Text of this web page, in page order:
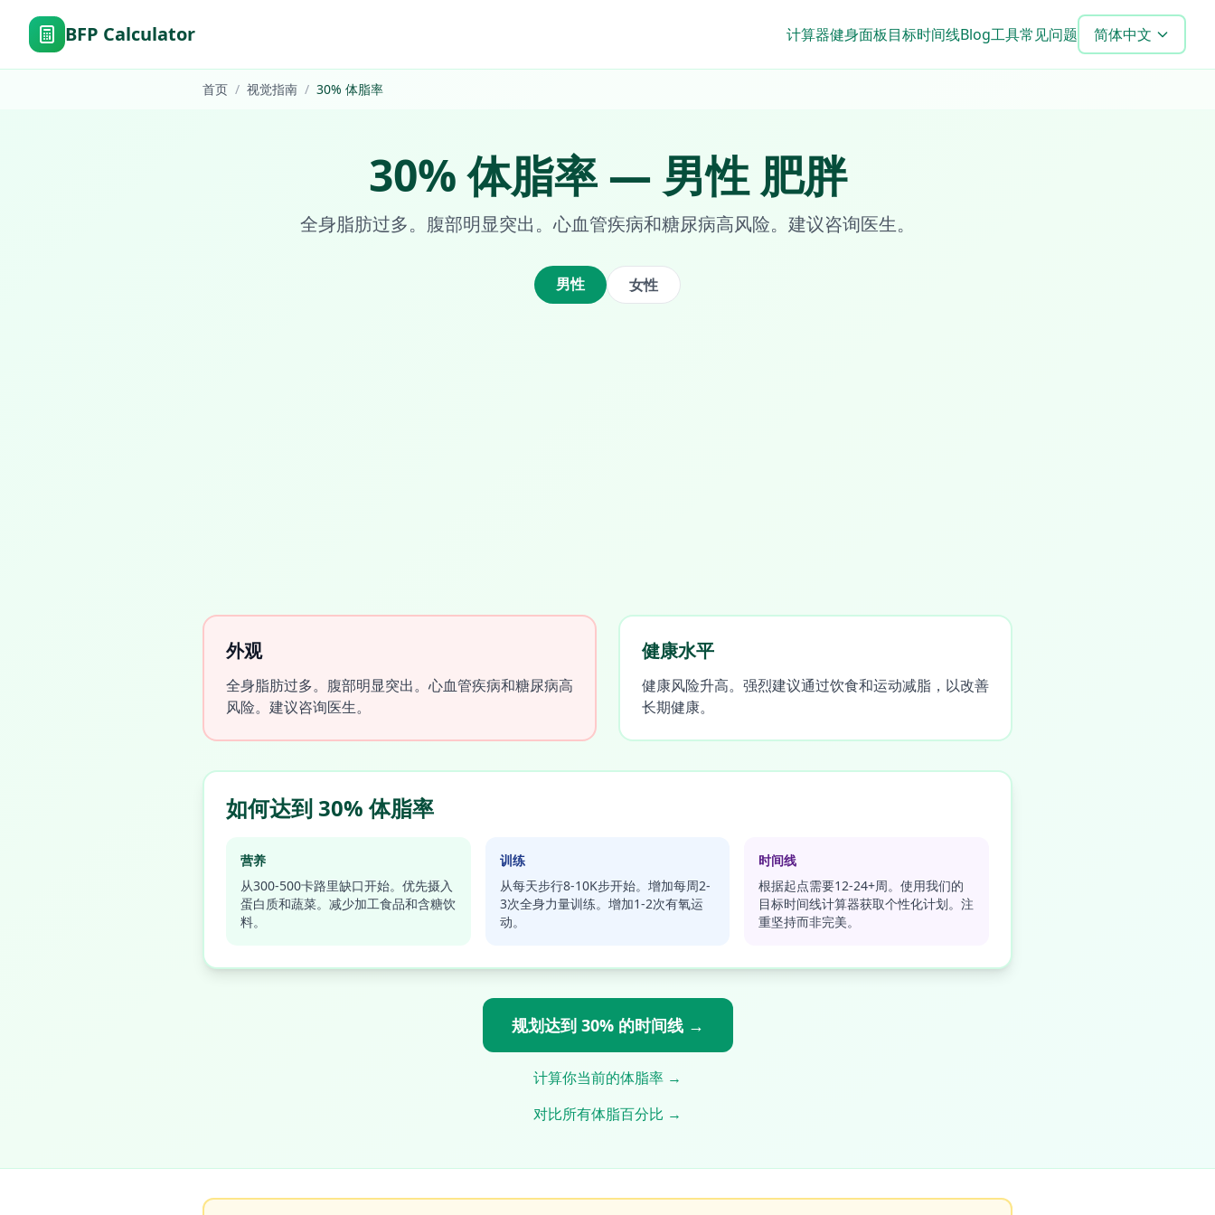
BFP Calculator 计算器健身面板目标时间线Blog工具常见问题 简体中文
首页 / 视觉指南 / 30% 体脂率
30%体脂率—男性 肥胖
全身脂肪过多。腹部明显突出。心血管疾病和糖尿病高风险。建议咨询医生。
男性 女性
外观
全身脂肪过多。腹部明显突出。心血管疾病和糖尿病高
风险。建议咨询医生。
健康水平
健康风险升高。强烈建议通过饮食和运动减脂，以改善
长期健康。
如何达到 30% 体脂率
营养
从300-500卡路里缺口开始。优先摄入
蛋白质和蔬菜。减少加工食品和含糖饮
料。
训练
从每天步行8-10K步开始。增加每周2-
3次全身力量训练。增加1-2次有氧运
动。
时间线
根据起点需要12-24+周。使用我们的
目标时间线计算器获取个性化计划。注
重坚持而非完美。
规划达到 30% 的时间线 →
计算你当前的体脂率 →
对比所有体脂百分比 →